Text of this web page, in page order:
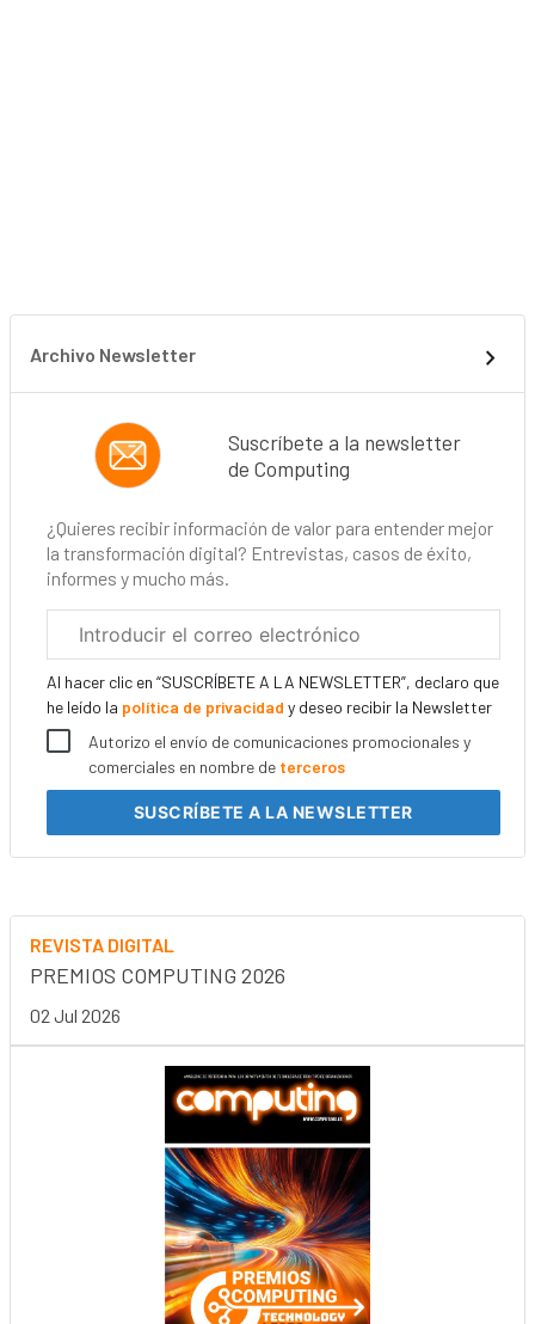
Archivo Newsletter
Suscríbete a la newsletter
de Computing
¿Quieres recibir información de valor para entender mejor
la transformación digital? Entrevistas, casos de éxito,
informes y mucho más.
electrónico
Al hacer clic en “SUSCRÍBETE A LA NEWSLETTER”, declaro que
he leído la política de privacidad y deseo recibir la Newsletter
Autorizo el envío de comunicaciones promocionales y
comerciales en nombre de terceros
SUSCRÍBETEA LA NEWSLETTER
REVISTA DIGITAL
PREMIOS COMPUTING 2026
02 Jul 2026